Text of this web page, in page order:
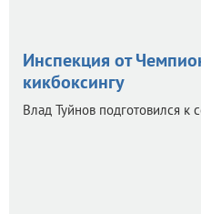
Инспекция от
кикбоксингу
Влад Туйнов подготовился к